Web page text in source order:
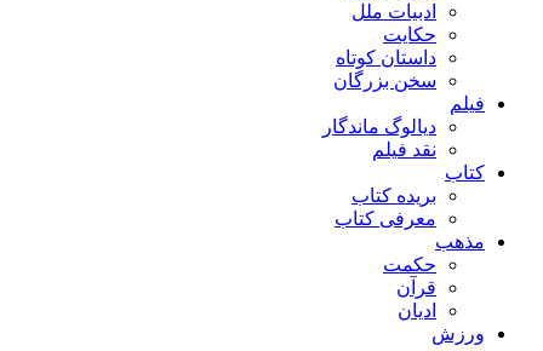
ادبیات ملل
حکایت
داستان کوتاه
سخن بزرگان
فیلم
دیالوگ ماندگار
نقد فیلم
کتاب
بریده کتاب
معرفی کتاب
مذهب
حکمت
قرآن
ادیان
ورزش